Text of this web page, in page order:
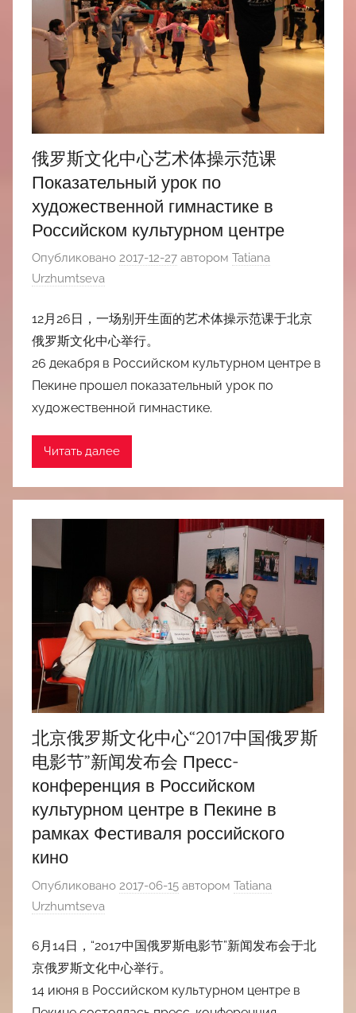
俄罗斯文化中心艺术体操示范课
Показательный урок по
художественной гимнастике в
Российском культурном центре
Опубликовано 2017-12-27 автором Tatiana
Urzhumtseva
12月26日，一场别开生面的艺术体操示范课于北京
俄罗斯文化中心举行。
26 декабря в Российском культурном центре в
Пекине прошел показательный урок по
художественной гимнастике.
Читать далее
北京俄罗斯文化中心“2017中国俄罗斯
电影节”新闻发布会 Пресс-
конференция в Российском
культурном центре в Пекине в
рамках Фестиваля российского
кино
Опубликовано 2017-06-15 автором Tatiana
Urzhumtseva
6月14日，“2017中国俄罗斯电影节”新闻发布会于北
京俄罗斯文化中心举行。
14 июня в Российском культурном центре в